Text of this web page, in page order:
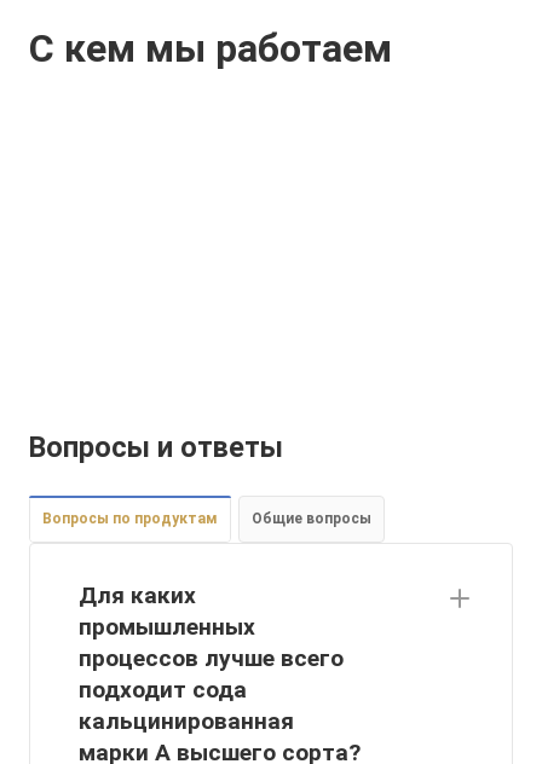
С кем мы работаем
Вопросы и ответы
Вопросы по продуктам Общие вопросы
Для каких
промышленных
процессов лучше всего
подходит сода
кальцинированная
марки А высшего сорта?